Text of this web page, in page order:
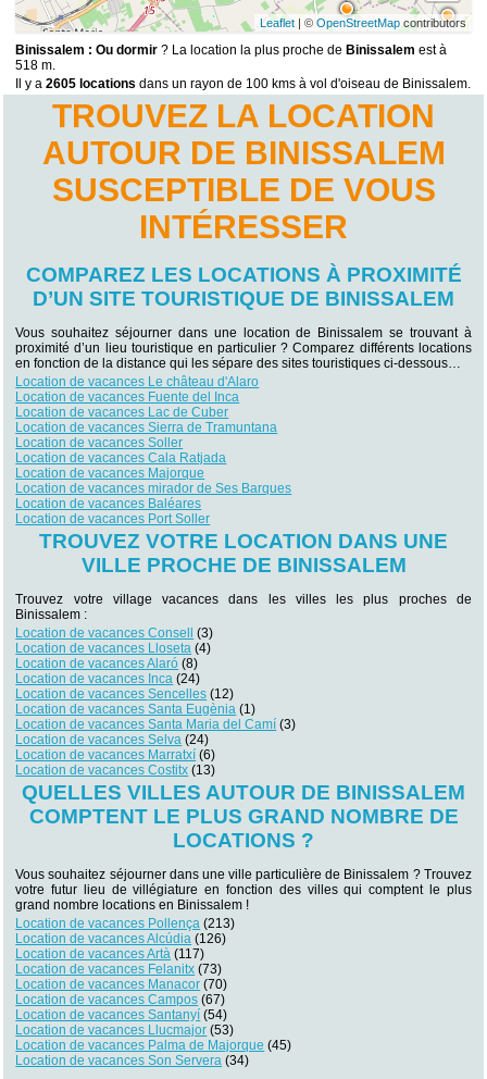
Leaflet| © OpenStreetMapcontributors
Binissalem : Ou dormir ? La location la plus proche de Binissalem est à
518 m.
Il y a2605 locations dans un rayon de 100 kms à vol d'oiseau de Binissalem.
TROUVEZ LA LOCATION
AUTOUR DE BINISSALEM
SUSCEPTIBLE DE VOUS
INTÉRESSER
COMPAREZ LES LOCATIONS À PROXIMITÉ
D’UN SITE TOURISTIQUE DE BINISSALEM
Vous souhaitez séjourner dans une location de Binissalem se trouvant à
proximité d’un lieu touristique en particulier ? Comparez différents locations
en fonction de la distance qui les sépare des sites touristiques ci-dessous…
Location de vacances Le château d'Alaro
Location de vacances Fuente del Inca
Location de vacances Lac de Cuber
Location de vacances Sierra de Tramuntana
Location de vacances Soller
Location de vacances Cala Ratjada
Location de vacances Majorque
Location de vacances mirador de Ses Barques
Location de vacances Baléares
Location de vacances Port Soller
TROUVEZ VOTRE LOCATION DANS UNE
VILLE PROCHE DE BINISSALEM
Trouvez votre village vacances dans les villes les plus proches de
Binissalem :
Location de vacances Consell
(3)
Location de vacances Lloseta (4)
Location de vacances Alaró (8)
Location de vacances Inca (24)
Location de vacances Sencelles (12)
Location de vacances Santa Eugènia (1)
Location de vacances Santa Maria del Camí (3)
Location de vacances Selva (24)
Location de vacances Marratxí (6)
Location de vacances Costitx (13)
QUELLES VILLES AUTOUR DE BINISSALEM
COMPTENT LE PLUS GRAND NOMBRE DE
LOCATIONS ?
Vous souhaitez séjourner dans une ville particulière de Binissalem ? Trouvez
votre futur lieu de villégiature en fonction des villes qui comptent le plus
grand nombre locations en Binissalem !
Location de vacances Pollença (213)
Location de vacances Alcúdia (126)
Location de vacances Artà (117)
Location de vacances Felanitx (73)
Location de vacances Manacor (70)
Location de vacances Campos (67)
Location de vacances Santanyí (54)
Location de vacances Llucmajor (53)
Location de vacances Palma de Majorque (45)
Location de vacances Son Servera (34)